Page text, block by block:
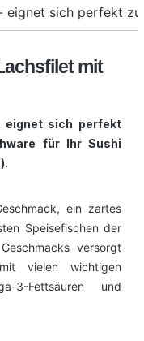
eignet sich perfekt
mit
eignet sich perfekt
für Ihr Sushi
ein zartes
Speisefischen der
versorgt
vielen wichtigen
3-Fettsäuren und